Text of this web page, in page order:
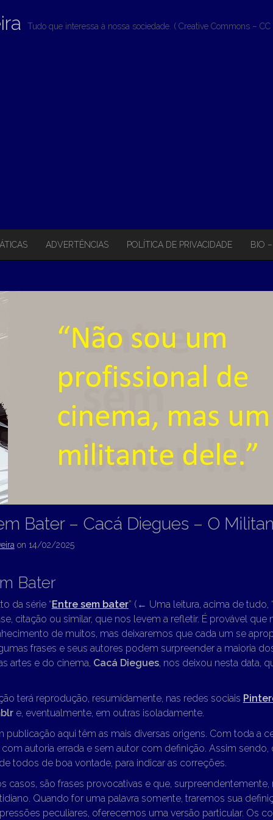
Tudo que interessa à nossa sociedade. ( Creative Commons – CC
ADVERTÊNCIAS POLÍTICA DE PRIVACIDADE BIO
Bater – Cacá Diegues – O
on 14/02/2025
Bater
da série “Entre sem bater” ( ← Uma leitura, acima de tudo,
citação ou similar, que nos levem a refletir. É provável que
de muitos, mas deixaremos que cada um se
frases e seus autores podem surpreender a maioria
artes e do cinema, Cacá Diegues, nos deixou nesta data,
terá reprodução, resumidamente, nas redes sociais
e, eventualmente, em outras isoladamente.
publicação aqui têm as mais diversas origens. Com toda a
com autoria errada e sem autor com definição. Assim
todos de boa vontade, para indicar as correções.
casos, são frases provocativas e que,
Quando for uma palavra somente, traremos sua
peculiares, oferecemos uma versão particular. Os